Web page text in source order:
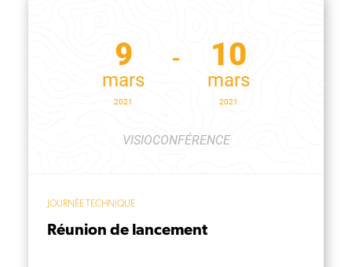
9
mars
2021
10
mars
2021
VISIOCONFÉRENCE
JOURNÉE TECHNIQUE
Réunion de lancement